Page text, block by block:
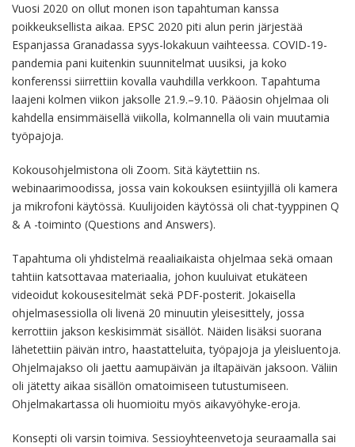
Vuosi 2020 on ollut monen ison tapahtuman kanssa
poikkeuksellista aikaa. EPSC 2020 piti alun perin järjestää
Espanjassa Granadassa syys-lokakuun vaihteessa. COVID-19-
pandemia pani kuitenkin suunnitelmat uusiksi, ja koko
konferenssi siirrettiin kovalla vauhdilla verkkoon. Tapahtuma
laajeni kolmen viikon jaksolle 21.9.–9.10. Pääosin ohjelmaa oli
kahdella ensimmäisellä viikolla, kolmannella oli vain muutamia
työpajoja.
Kokousohjelmistona oli Zoom. Sitä käytettiin ns.
webinaarimoodissa, jossa vain kokouksen esiintyjillä oli kamera
ja mikrofoni käytössä. Kuulijoiden käytössä oli chat-tyyppinen Q
& A -toiminto (Questions and Answers).
Tapahtuma oli yhdistelmä reaaliaikaista ohjelmaa sekä omaan
tahtiin katsottavaa materiaalia, johon kuuluivat etukäteen
videoidut kokousesitelmät sekä PDF-posterit. Jokaisella
ohjelmasessiolla oli livenä 20 minuutin yleisesittely, jossa
kerrottiin jakson keskisimmät sisällöt. Näiden lisäksi suorana
lähetettiin päivän intro, haastatteluita, työpajoja ja yleisluentoja.
Ohjelmajakso oli jaettu aamupäivän ja iltapäivän jaksoon. Väliin
oli jätetty aikaa sisällön omatoimiseen tutustumiseen.
Ohjelmakartassa oli huomioitu myös aikavyöhyke-eroja.
Konsepti oli varsin toimiva. Sessioyhteenvetoja seuraamalla sai